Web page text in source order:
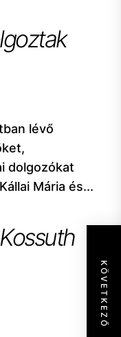
KÖVETKEZŐ
lévő
dolgozókat
Mária és...